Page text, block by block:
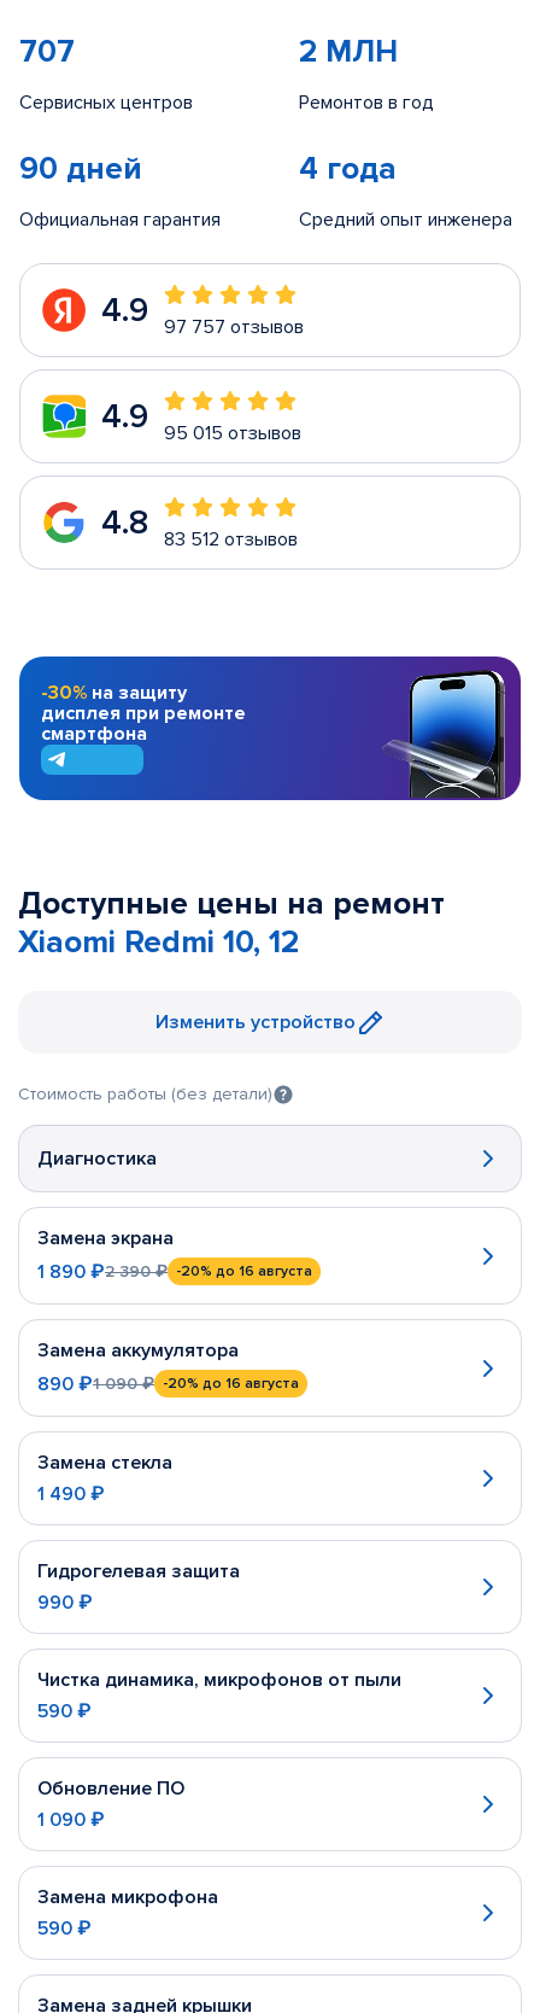
707
Сервисных центров
2 МЛН
Ремонтов в год
90 дней
Официальная гарантия
4 года
Средний опыт инженера
4.9 97 757 отзывов
4.9 95 015 отзывов
4.8 83 512 отзывов
-30% на защиту
дисплея при ремонте
смартфона
Доступные цены на ремонт
Xiaomi Redmi 10, 12
Изменить устройство
Стоимость работы (без детали)
Диагностика
Замена экрана
1 890 ₽2 390 ₽ -20% до 16 августа
Замена аккумулятора
890 ₽1 090 ₽ -20% до 16 августа
Замена стекла
1 490 ₽
Гидрогелевая защита
990 ₽
Чистка динамика, микрофонов от пыли
590 ₽
Обновление ПО
1 090 ₽
Замена микрофона
590 ₽
Замена задней крышки